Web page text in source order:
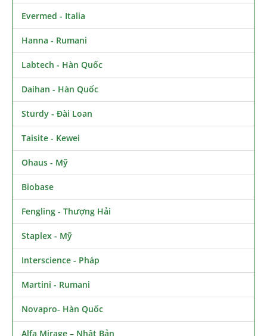
Evermed - Italia
Hanna - Rumani
Labtech - Hàn Quốc
Daihan - Hàn Quốc
Sturdy - Đài Loan
Taisite - Kewei
Ohaus - Mỹ
Biobase
Fengling - Thượng Hải
Staplex - Mỹ
Interscience - Pháp
Martini - Rumani
Novapro- Hàn Quốc
Alfa Mirage – Nhật Bản